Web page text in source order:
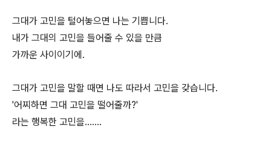
그대가 고민을 털어놓으면 나는 기쁩니다.
내가 그대의 고민을 들어줄 수 있을 만큼
가까운 사이이기에.
그대가 고민을 말할 때면 나도 따라서 고민을 갖습니다.
'어찌하면 그대 고민을 떨어줄까?'
라는 행복한 고민을…….